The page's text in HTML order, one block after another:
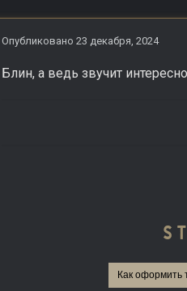
Опубликовано 23 декабря, 2024
Блин, а ведь звучит
Как оформить